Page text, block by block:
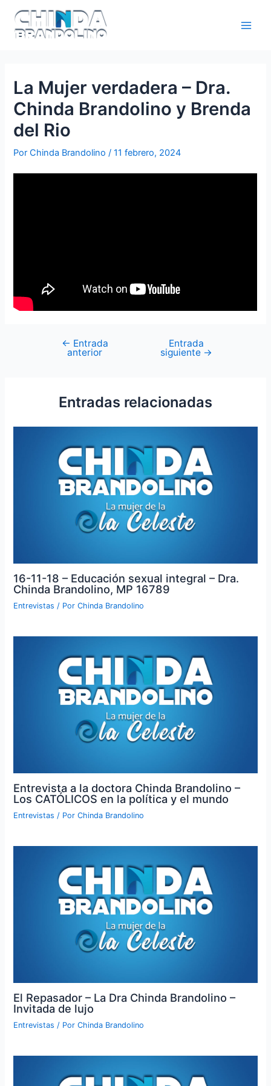
La Mujer verdadera – Dra.
Chinda Brandolino y Brenda
del Rio
PorChinda Brandolino/11 febrero, 2024
← Entrada
anterior
Entrada
siguiente →
Entradas relacionadas
16-11-18 – Educación sexual integral – Dra.
Chinda Brandolino, MP 16789
Entrevistas / PorChinda Brandolino
Entrevista a la doctora Chinda Brandolino –
Los CATÓLICOS en la política y el mundo
Entrevistas / PorChinda Brandolino
El Repasador – La Dra Chinda Brandolino –
Invitada de lujo
Entrevistas / PorChinda Brandolino